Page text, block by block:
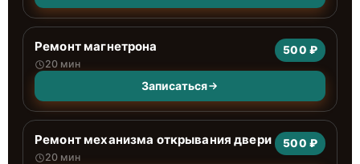
Ремонт магнетрона
20 мин
500 ₽
Записаться
Ремонт механизма открывания двери
20 мин
500 ₽